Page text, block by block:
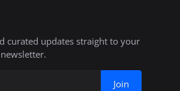
curated updates straight to your
Join